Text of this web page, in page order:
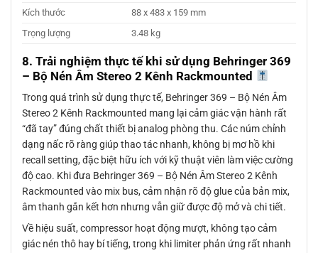
Kích thước
88 x 483 x 159 mm
Trọng lượng
3.48 kg
8. Trải nghiệm thực tế khi sử dụng Behringer 369
– Bộ Nén Âm Stereo 2 Kênh Rackmounted
Trong quá trình sử dụng thực tế, Behringer 369 – Bộ Nén Âm
Stereo 2 Kênh Rackmounted mang lại cảm giác vận hành rất
“đã tay” đúng chất thiết bị analog phòng thu. Các núm chỉnh
dạng nấc rõ ràng giúp thao tác nhanh, không bị mơ hồ khi
recall setting, đặc biệt hữu ích với kỹ thuật viên làm việc cường
độ cao. Khi đưa Behringer 369 – Bộ Nén Âm Stereo 2 Kênh
Rackmounted vào mix bus, cảm nhận rõ độ glue của bản mix,
âm thanh gắn kết hơn nhưng vẫn giữ được độ mở và chi tiết.
Về hiệu suất, compressor hoạt động mượt, không tạo cảm
giác nén thô hay bí tiếng, trong khi limiter phản ứng rất nhanh